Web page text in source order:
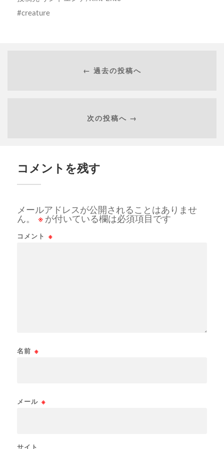
creature
← 過去の投稿へ
次の投稿へ →
コメントを残す
メールアドレスが公開されることはありませ
ん。
※ が付いている欄は必須項目です
コメント ※
名前 ※
メール ※
サイト